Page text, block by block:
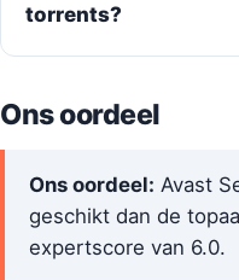
torrents?
Ons oordeel
Ons oordeel: Avast
geschikt dan de
expertscore van 6.0.